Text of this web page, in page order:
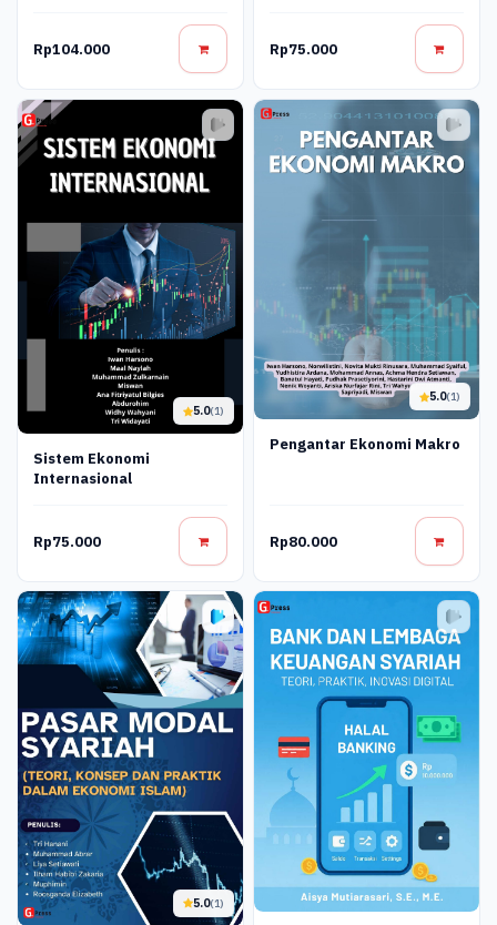
Rp104.000 Rp75.000
5.0(1)
Sistem Ekonomi
Internasional
Rp75.000
5.0(1)
Pengantar Ekonomi Makro
Rp80.000
5.0(1)